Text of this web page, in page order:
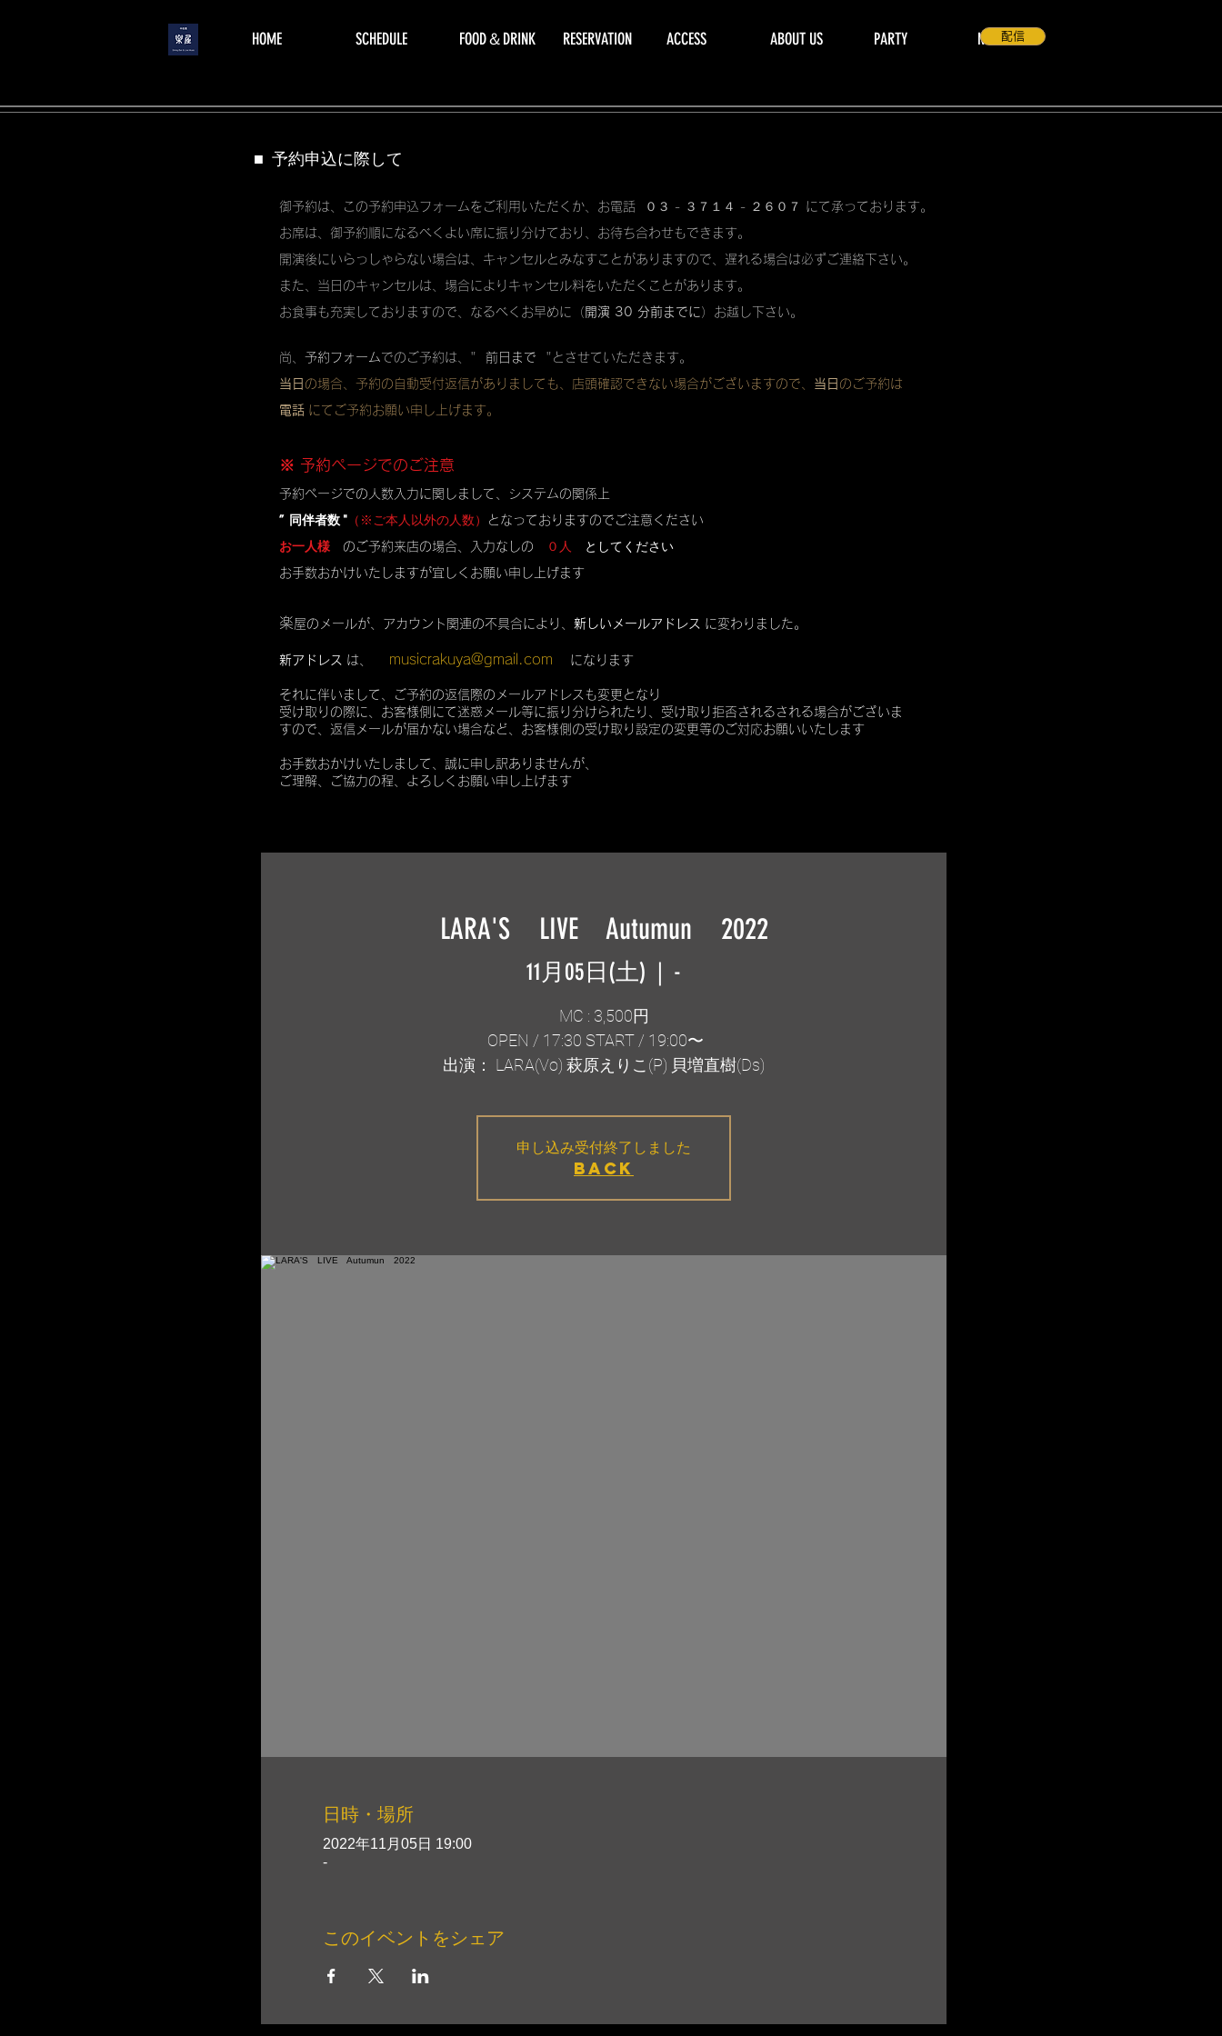
menu HOME SCHEDULE FOOD＆DRINK RESERVATION ACCESS ABOUT US PARTY NEWS配信
■ 予約申込に際して
御予約は、この予約申込フォームをご利用いただくか、お電話 ０３ - ３７１４ - ２６０７ にて承っております。
お席は、御予約順になるべくよい席に振り分けており、お待ち合わせもできます。
開演後にいらっしゃらない場合は、キャンセルとみなすことがありますので、遅れる場合は必ずご連絡下さい。
また、当日のキャンセルは、場合によりキャンセル料をいただくことがあります。
お食事も充実しておりますので、なるべくお早めに（ 開演 30 分前までに）お越し下さい。
尚、 予約フォームでのご予約は、" 前日まで "とさせていただきます。
当日 の場合、予約の自動受付返信がありましても、店頭確認できない場合がございますので、 当日 のご予約は
電話 にてご予約お願い申し上げます。
※ 予約ページでのご注意
予約ページでの人数入力に関しまして、システムの関係上
” 同伴者数 " （※ご本人以外の人数） となっておりますのでご注意ください
お一人様 のご予約来店の場合、入力なしの ０人 としてください
お手数おかけいたしますが宜しくお願い申し上げます
楽屋のメールが、アカウント関連の不具合により、 新しいメールアドレス に変わりました。
新アドレス は、 musicrakuya@gmail.com になります
それに伴いまして、ご予約の返信際のメールアドレスも変更となり
受け取りの際に、お客様側にて迷惑メール等に振り分けられたり、受け取り拒否されるされる場合がございま
すので、返信メールが届かない場合など、お客様側の受け取り設定の変更等のご対応お願いいたします
お手数おかけいたしまして、誠に申し訳ありませんが、
ご理解、ご協力の程、よろしくお願い申し上げます
LARA'S LIVE Autumun 2022
11月05日(土)
  |
-
MC : 3,500円
OPEN / 17:30 START / 19:00〜
出演： LARA(Vo) 萩原えりこ(P) 貝増直樹(Ds)
申し込み受付終了しました
BACK
日時・場所
2022年11月05日 19:00
-
このイベントをシェア